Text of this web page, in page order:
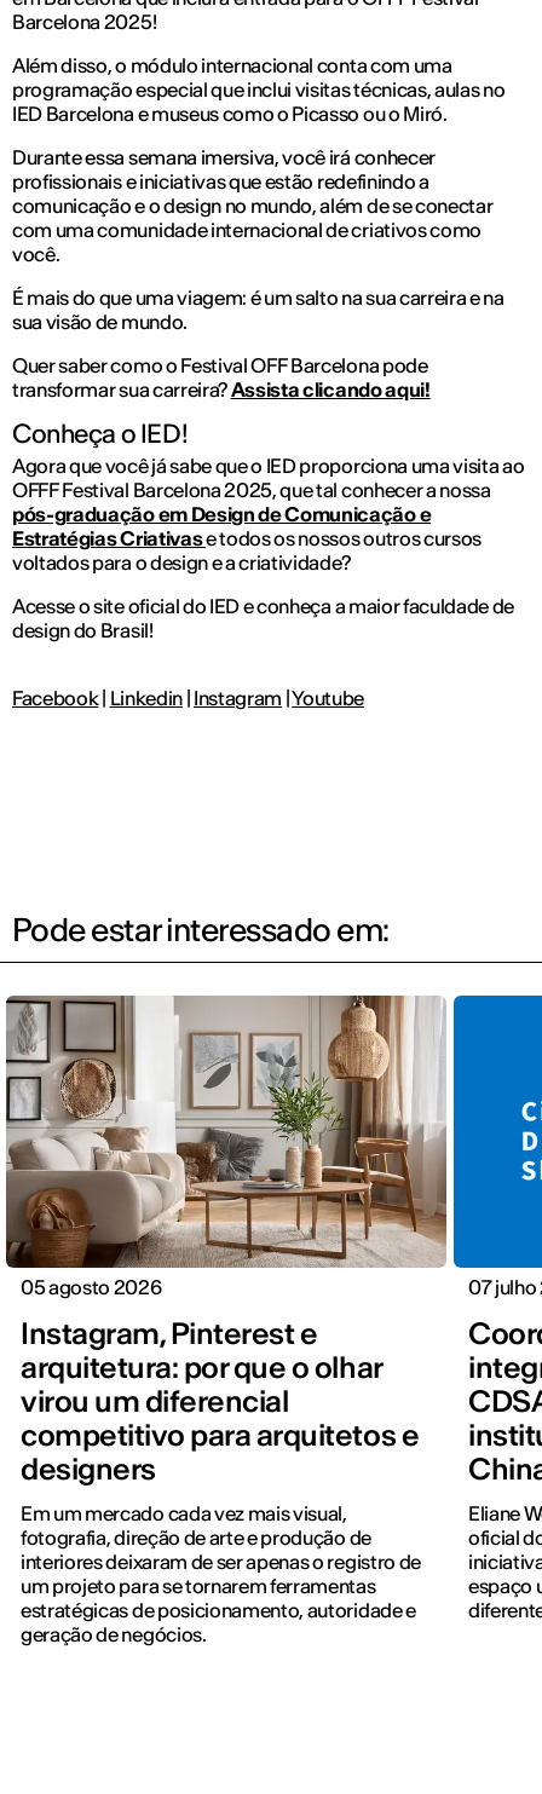
Barcelona 2025!
Além disso, o módulo internacional conta com uma
programação especial que inclui visitas técnicas, aulas no
IED Barcelona e museus como o Picasso ou o Miró.
Durante essa semana imersiva, você irá conhecer
profissionais e iniciativas que estão redefinindo a
comunicação e o design no mundo, além de se conectar
com uma comunidade internacional de criativos como
você.
É mais do que uma viagem: é um salto na sua carreira e na
sua visão de mundo.
Quer saber como o Festival OFF Barcelona pode
transformar sua carreira?Assista clicando aqui!
Conheça o IED!
Agora que você já sabe que o IED proporciona uma visita ao
OFFF Festival Barcelona 2025, que tal conhecer a nossa
pós-graduação em Design de Comunicação e
Estratégias Criativase todos os nossos outros cursos
voltados para o design e a criatividade?
Acesse o site oficial do IED e conheça a maior faculdade de
design do Brasil!
Facebook| Linkedin| Instagram |Youtube
Pode estar interessado em:
05 agosto 2026
Instagram, Pinterest e
arquitetura: por que o olhar
virou um diferencial
competitivo para arquitetos e
designers
Em um mercado cada vez mais visual,
fotografia, direção de arte e produção de
interiores deixaram de ser apenas o registro de
um projeto para se tornarem ferramentas
estratégicas de posicionamento, autoridade e
geração de negócios.
07
Eliane
oficial
espaço